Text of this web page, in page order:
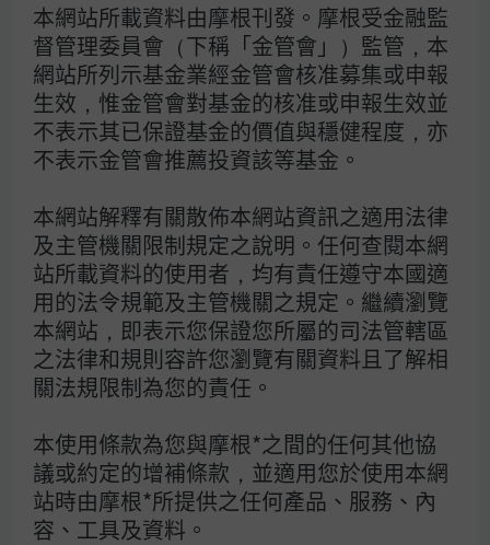
本網站所載資料由摩根刊發。摩根受金融監
督管理委員會（下稱「金管會」）監管，本
網站所列示基金業經金管會核准募集或申報
生效，惟金管會對基金的核准或申報生效並
不表示其已保證基金的價值與穩健程度，亦
不表示金管會推薦投資該等基金。
本網站解釋有關散佈本網站資訊之適用法律
及主管機關限制規定之說明。任何查閱本網
站所載資料的使用者，均有責任遵守本國適
用的法令規範及主管機關之規定。繼續瀏覽
本網站，即表示您保證您所屬的司法管轄區
之法律和規則容許您瀏覽有關資料且了解相
關法規限制為您的責任。
本使用條款為您與摩根*之間的任何其他協
議或約定的增補條款，並適用您於使用本網
站時由摩根*所提供之任何產品、服務、內
容、工具及資料。
摩根投信旗下月配息型及季配息型基金（不含摩根
亞太高息平衡基金（本基金之配息來源可能為本金
且並無保證收益及配息）-季配息型之每年度分配
收益）及總代理之月配息型、季配息型基金進行配
息前未先扣除應負擔之相關費用。基金的配息可能
由基金的收益或本金中支付。任何涉及由本金支出
的部份，可能導致原始投資金額減損。基金配息不
代表基金實際報酬，且過去配息不代表未來配息；
基金淨值可能因市場因素而上下波動。投資人可至
摩根資產管理官方網站
（am.jpmorgan.com/tw）查詢本基金配息組成
項目。摩根盧森堡(SICAV)系列基金之股票型基金
可發行配息級別，依配息頻率分為(分派)、(每季派
息)與(每月派息)級別。（分派）級別配息類股之基
金配息以淨收益（總收益扣除費用及支出）為基礎
金額之返還，因此可能造成基金之單位淨資產價值
之減少。（每季派息）與（每月派息）級別之基金
配息以預估之收益（未扣除費用及支出）為基礎決
定，若預估收益不足支付配息，可能由本金支付配